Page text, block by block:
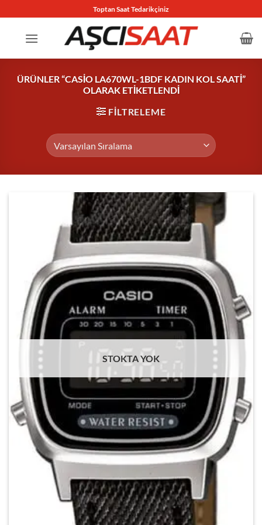
atla
Toptan Saat Tedarikçiniz
ÜRÜNLER “CASIO LA670WL-1BDF KADIN KOL SAATI”
OLARAK ETIKETLENDI
FILTRELEME
STOKTA YOK